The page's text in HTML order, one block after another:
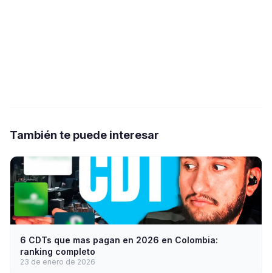
También te puede interesar
6 CDTs que mas pagan en 2026 en Colombia:
ranking completo
23 de enero de 2026